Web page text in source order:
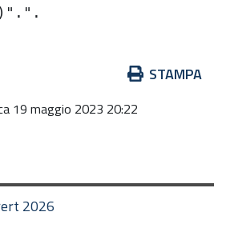
STAMPA
19 maggio 2023 20:22
2026